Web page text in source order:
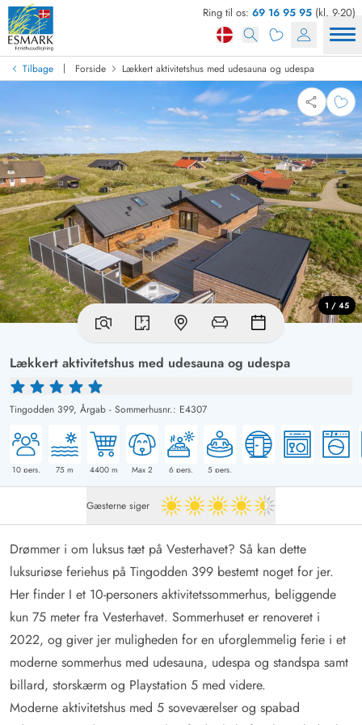
Ring til os: 69 16 95 95 (kl. 9-20)
Tilbage | Forside Lækkert aktivitetshus med udesauna og udespa
Lækkert aktivitetshus med udesauna og udespa
Tingodden 399, Årgab - Sommerhusnr.: E4307
10pers. 75 m 4400m Max 2 6 pers. 5 pers.
1 / 45
Gæsterne siger 4.5 ud af 5
Drømmer i om luksus tæt på Vesterhavet? Så kan dette
luksuriøse feriehus på Tingodden 399 bestemt noget for jer.
Her finder I et 10-personers aktivitetssommerhus, beliggende
kun 75 meter fra Vesterhavet. Sommerhuset er renoveret i
2022, og giver jer muligheden for en uforglemmelig ferie i et
moderne sommerhus med udesauna, udespa og standspa samt
billard, storskærm og Playstation 5 med videre.
Moderne aktivitetshus med 5 soveværelser og spabad